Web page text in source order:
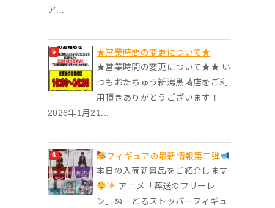
ア...
★営業時間の変更について★
★営業時間の変更について★★ い
つもおたちゅう新潟黒埼店をご利
用頂きありがとうございます！
2026年1月21...
フィギュアの最新情報第二弾
本日の入荷新景品をご紹介します
アニメ「葬送のフリーレ
ン」ぬーどるストッパーフィギュ